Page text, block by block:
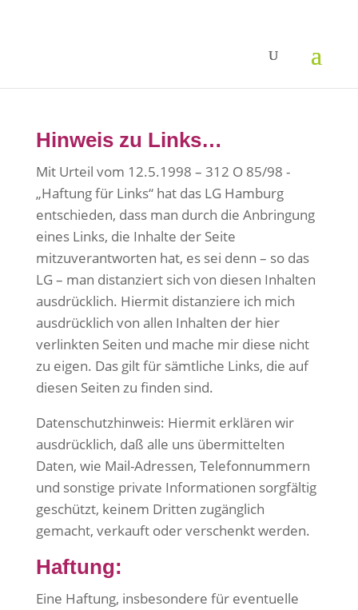
Hinweis zu Links…
Mit Urteil vom 12.5.1998 – 312 O 85/98 -
„Haftung für Links“ hat das LG Hamburg
entschieden, dass man durch die Anbringung
eines Links, die Inhalte der Seite
mitzuverantworten hat, es sei denn – so das
LG – man distanziert sich von diesen Inhalten
ausdrücklich. Hiermit distanziere ich mich
ausdrücklich von allen Inhalten der hier
verlinkten Seiten und mache mir diese nicht
zu eigen. Das gilt für sämtliche Links, die auf
diesen Seiten zu finden sind.
Datenschutzhinweis: Hiermit erklären wir
ausdrücklich, daß alle uns übermittelten
Daten, wie Mail-Adressen, Telefonnummern
und sonstige private Informationen sorgfältig
geschützt, keinem Dritten zugänglich
gemacht, verkauft oder verschenkt werden.
Haftung:
Eine Haftung, insbesondere für eventuelle